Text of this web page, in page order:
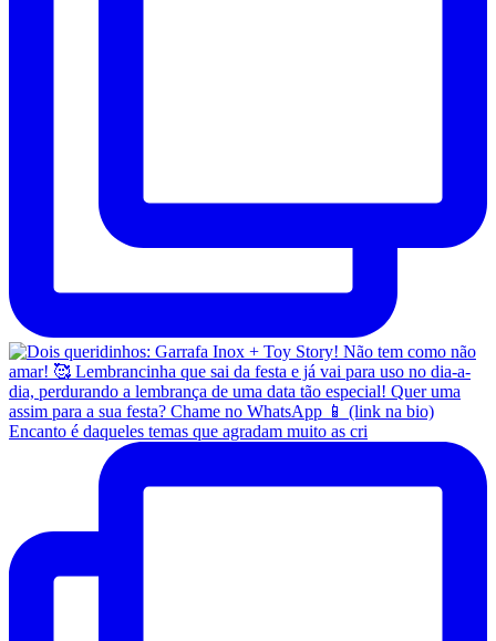
Encanto é daqueles temas que agradam muito as cri